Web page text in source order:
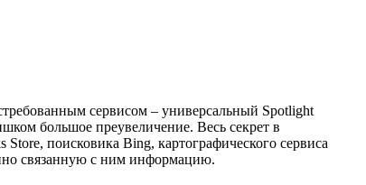
сервисом – универсальный Spotlight
большое преувеличение. Весь секрет в
поисковика Bing, картографического сервиса
связанную с ним информацию.